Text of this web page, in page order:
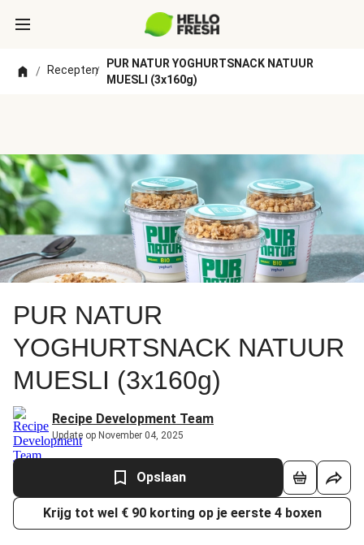
/ Recepten/
PUR NATUR YOGHURTSNACK NATUUR
MUESLI (3x160g)
PUR NATUR
YOGHURTSNACK NATUUR
MUESLI (3x160g)
Recipe Development Team
Update op November 04, 2025
Opslaan
Krijg tot wel € 90 korting op je eerste 4 boxen